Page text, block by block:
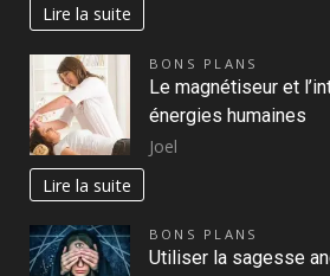
Lire la suite
BONS PLANS
Le magnétiseur et
énergies humaines
Joel
Lire la suite
BONS PLANS
Utiliser la sagesse